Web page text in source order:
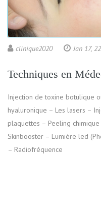
clinique2020 Jan 17, 22
Techniques en
Injection de toxine botulique
hyaluronique – Les lasers –
plaquettes – Peeling
Skinbooster – Lumière led
– Radiofréquence